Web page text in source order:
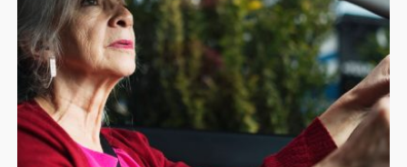
NEWSLETTER
SÍGUENOS